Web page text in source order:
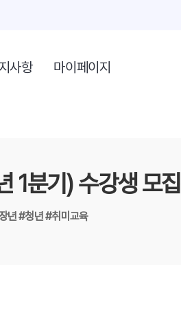
사항 마이페이지
1분기) 수강생 모집
년#청년#취미교육